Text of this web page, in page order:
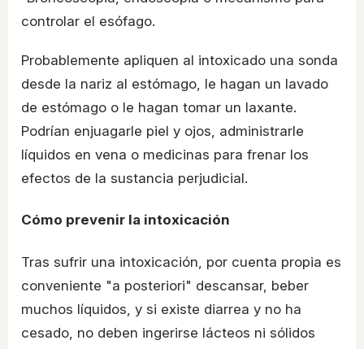
controlar el esófago.
Probablemente apliquen al intoxicado una sonda
desde la nariz al estómago, le hagan un lavado
de estómago o le hagan tomar un laxante.
Podrían enjuagarle piel y ojos, administrarle
líquidos en vena o medicinas para frenar los
efectos de la sustancia perjudicial.
Cómo prevenir la intoxicación
Tras sufrir una intoxicación, por cuenta propia es
conveniente "a posteriori" descansar, beber
muchos líquidos, y si existe diarrea y no ha
cesado, no deben ingerirse lácteos ni sólidos